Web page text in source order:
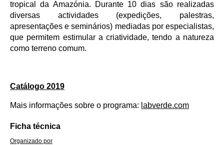
tropical da Amazónia. Durante 10 dias são realizadas
diversas actividades (expedições, palestras,
apresentações e seminários) mediadas por especialistas,
que permitem estimular a criatividade, tendo a natureza
como terreno comum.
Catálogo 2019
Mais informações sobre o programa: labverde.com
Ficha técnica
Organizado por